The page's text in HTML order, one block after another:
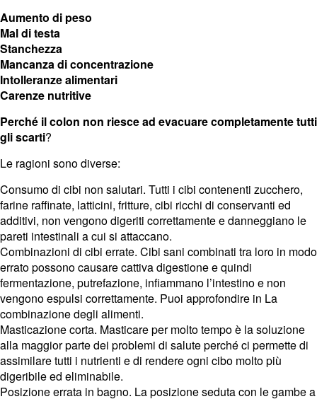
Aumento di peso
Mal di testa
Stanchezza
Mancanza di concentrazione
Intolleranze alimentari
Carenze nutritive
Perché il colon non riesce ad evacuare completamente tutti
gli scarti?
Le ragioni sono diverse:
Consumo di cibi non salutari. Tutti i cibi contenenti zucchero,
farine raffinate, latticini, fritture, cibi ricchi di conservanti ed
additivi, non vengono digeriti correttamente e danneggiano le
pareti intestinali a cui si attaccano.
Combinazioni di cibi errate. Cibi sani combinati tra loro in modo
errato possono causare cattiva digestione e quindi
fermentazione, putrefazione, infiammano l’intestino e non
vengono espulsi correttamente. Puoi approfondire in La
combinazione degli alimenti.
Masticazione corta. Masticare per molto tempo è la soluzione
alla maggior parte dei problemi di salute perché ci permette di
assimilare tutti i nutrienti e di rendere ogni cibo molto più
digeribile ed eliminabile.
Posizione errata in bagno. La posizione seduta con le gambe a